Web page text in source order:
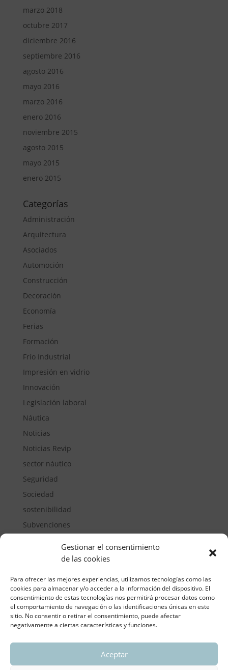
Gestionar el consentimiento
de las cookies
Para ofrecer las mejores experiencias, utilizamos tecnologías como las
cookies para almacenar y/o acceder a la información del dispositivo. El
consentimiento de estas tecnologías nos permitirá procesar datos como
el comportamiento de navegación o las identificaciones únicas en este
sitio. No consentir o retirar el consentimiento, puede afectar
negativamente a ciertas características y funciones.
Aceptar
marzo 2018
octubre 2017
diciembre 2016
septiembre 2016
agosto 2016
mayo 2016
marzo 2016
enero 2016
noviembre 2015
agosto 2015
mayo 2015
enero 2015
Categorías
Administración
Arquitectura
Asociados
Automoción
Construcción
Decoración
Economía
Ferias
Formación
Frío Industrial
Impresión en vidrio
Innovación
Legislación laboral
Náutica
Noticias
Noticias Revip
sector náutico
Seguridad
Sociedad
sostenibilidad
Subvenciones
ASOCIACIÓN REGIONAL VALENCIANA DE